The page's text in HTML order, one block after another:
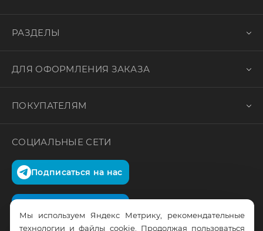
РАЗДЕЛЫ
ДЛЯ ОФОРМЛЕНИЯ ЗАКАЗА
ПОКУПАТЕЛЯМ
СОЦИАЛЬНЫЕ СЕТИ
Подписаться на нас
Мы используем Яндекс Метрику, рекомендательные
технологии и файлы cookie. Продолжая пользоваться